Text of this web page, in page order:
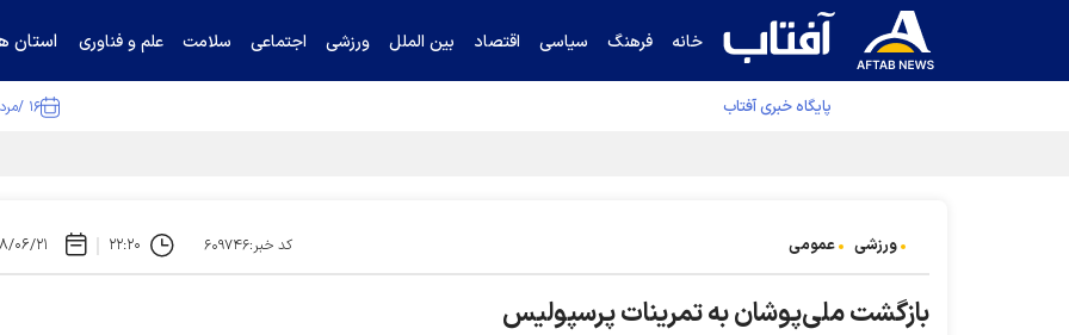
خانه فرهنگ سیاسی اقتصاد بین الملل ورزشی اجتماعی سلامت علم و فناوری استان
پایگاه خبری آفتاب ۱۶ /مرداد /۱۴۰۵
ورزشی عمومی کد خبر:۶۰۹۷۴۶ ۲۲:۲۰ ۱۳۹۸/
بازگشت ملی‌پوشان به تمرینات پرسپولیس